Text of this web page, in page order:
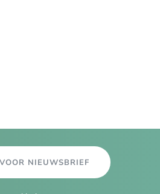
NIEUWSBRIEF